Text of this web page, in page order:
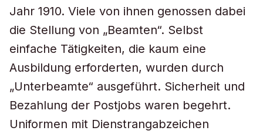
Jahr 1910. Viele von ihnen genossen dabei
die Stellung von „Beamten“. Selbst
einfache Tätigkeiten, die kaum eine
Ausbildung erforderten, wurden durch
„Unterbeamte“ ausgeführt. Sicherheit und
Bezahlung der Postjobs waren begehrt.
Uniformen mit Dienstrangabzeichen